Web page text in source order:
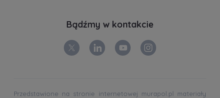
Bądźmy w kontakcie
Przedstawione na stronie internetowej murapol.pl materiały